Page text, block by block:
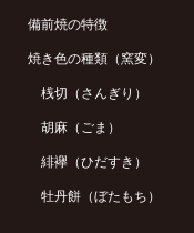
備前焼の特徴
焼き色の種類（窯変）
桟切（さんぎり）
胡麻（ごま）
緋襷（ひだすき）
牡丹餅（ぼたもち）